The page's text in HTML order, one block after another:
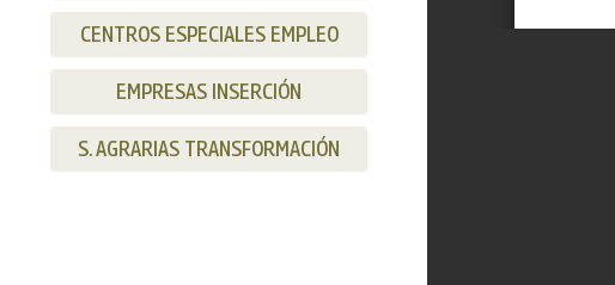
CENTROS ESPECIALES EMPLEO
EMPRESAS INSERCIÓN
S. AGRARIAS TRANSFORMACIÓN